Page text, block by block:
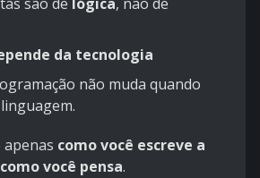
da tecnologia
não muda quando
apenas como você escreve a
como você pensa.